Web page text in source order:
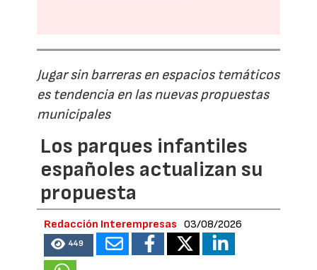
Jugar sin barreras en espacios temáticos
es tendencia en las nuevas propuestas
municipales
Los parques infantiles
españoles actualizan su
propuesta
Redacción Interempresas 03/08/2026
449